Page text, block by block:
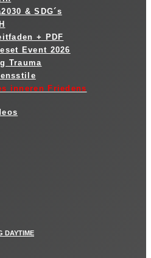
& SDG´s
+ PDF
Event 2026
Trauma
inneren Friedens